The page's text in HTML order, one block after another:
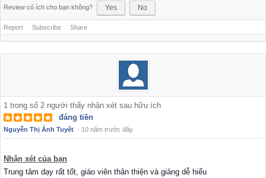
Review có ích cho bạn không? Yes No
Report Subscribe Share
1 trong số 2 người thấy nhận xét sau hữu ích
đáng tiền
Nguyễn Thị Ánh Tuyết · 10 năm trước đây.
Nhận xét của bạn
Trung tâm dạy rất tốt, giáo viên thân thiện và giảng dễ hiểu